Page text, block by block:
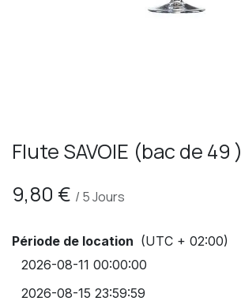
Flute SAVOIE (bac de 49 )
9,80 € / 5Jours
Période de location (UTC + 02:00)